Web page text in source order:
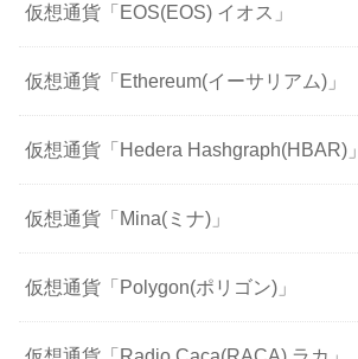
仮想通貨「EOS(EOS) イオス」
仮想通貨「Ethereum(イーサリアム)」
仮想通貨「Hedera Hashgraph(HBAR)」
仮想通貨「Mina(ミナ)」
仮想通貨「Polygon(ポリゴン)」